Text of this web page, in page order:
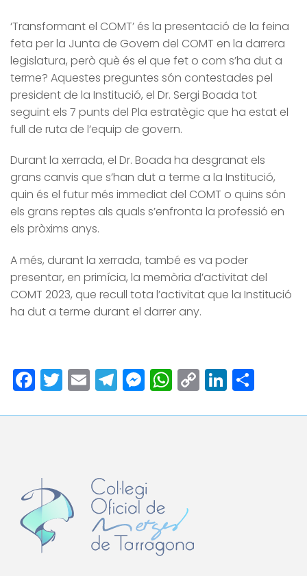
‘Transformant el COMT’ és la presentació de la feina
feta per la Junta de Govern del COMT en la darrera
legislatura, però què és el que fet o com s’ha dut a
terme? Aquestes preguntes són contestades pel
president de la Institució, el Dr. Sergi Boada tot
seguint els 7 punts del Pla estratègic que ha estat el
full de ruta de l’equip de govern.
Durant la xerrada, el Dr. Boada ha desgranat els
grans canvis que s’han dut a terme a la Institució,
quin és el futur més immediat del COMT o quins són
els grans reptes als quals s’enfronta la professió en
els pròxims anys.
A més, durant la xerrada, també es va poder
presentar, en primícia, la memòria d’activitat del
COMT 2023, que recull tota l’activitat que la Institució
ha dut a terme durant el darrer any.
Facebook
Twitter
EmailTelegram
Messenger
WhatsApp
Copy
Link